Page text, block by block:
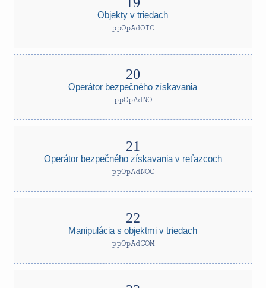
Objekty v triedach
ppOpAdOIC
Operátor bezpečného získavania
ppOpAdNO
Operátor bezpečného získavania v reťazcoch
ppOpAdNOC
Manipulácia s objektmi v triedach
ppOpAdCOM